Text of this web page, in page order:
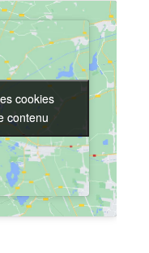
cookies
contenu
cookies
contenu